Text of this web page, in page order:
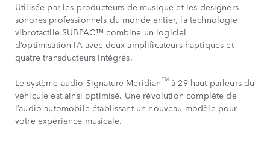
Utilisée par les producteurs de musique et les designers
sonores professionnels du monde entier, la technologie
vibrotactile SUBPAC™ combine un logiciel
d’optimisation IA avec deux amplificateurs haptiques et
quatre transducteurs intégrés.
Le système audio Signature MeridianTMà 29 haut-parleurs du
véhicule est ainsi optimisé. Une révolution complète de
l’audio automobile établissant un nouveau modèle pour
votre expérience musicale.